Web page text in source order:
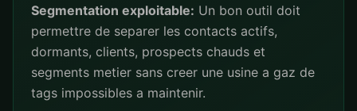
Segmentation exploitable: Un bon outil doit
permettre de separer les contacts actifs,
dormants, clients, prospects chauds et
segments metier sans creer une usine a gaz de
tags impossibles a maintenir.